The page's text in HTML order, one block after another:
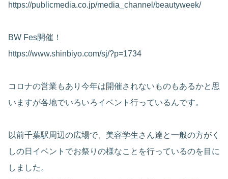
https://publicmedia.co.jp/media_channel/beautyweek/
BW Fes開催！
https://www.shinbiyo.com/sj/?p=1734
コロナの営業もあり今年は開催されないものもあるかと思
いますが各地でいろいろイベント行っているんです。
以前千葉駅周辺の広場で、美容学生さん達と一般の方がく
しの日イベントでお祭りの様なことを行っているのを目に
しました。